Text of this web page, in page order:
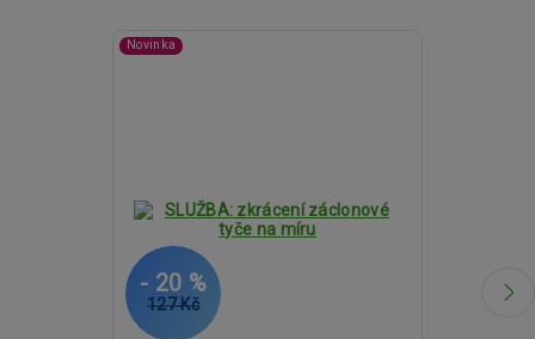
Novinka
127 Kč
- 20 %
1 252 Kč
- 12 %